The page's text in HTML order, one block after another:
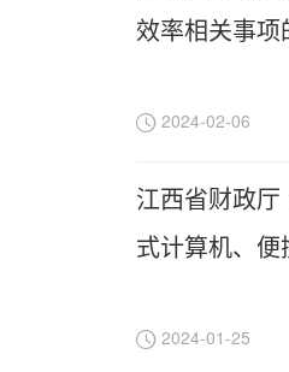
效率相关事项
2024-02-06
江西省财政
式计算机、
2024-01-25